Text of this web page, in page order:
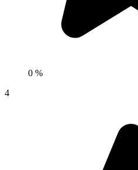
0 %
4